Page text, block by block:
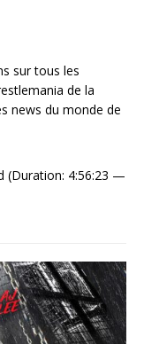
sur tous les
de la
news du monde de
(Duration: 4:56:23 —